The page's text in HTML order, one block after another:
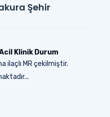
Şehir
Klinik Durum
ilaçlı MR çekilmiştir.